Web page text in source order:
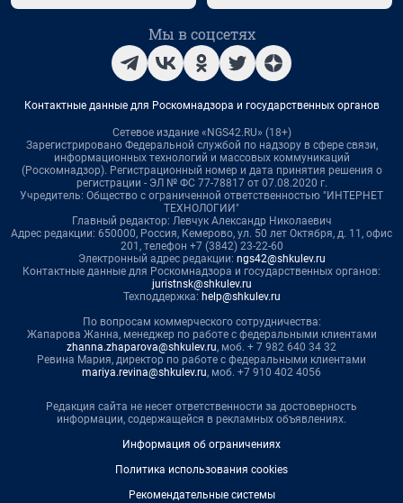
Мы в соцсетях
Контактные данные для Роскомнадзора и государственных органов
Сетевое издание «NGS42.RU» (18+)
Зарегистрировано Федеральной службой по надзору в сфере связи,
информационных технологий и массовых коммуникаций
(Роскомнадзор). Регистрационный номер и дата принятия решения о
регистрации - ЭЛ № ФС 77-78817 от 07.08.2020 г.
Учредитель: Общество с ограниченной ответственностью "ИНТЕРНЕТ
ТЕХНОЛОГИИ"
Главный редактор: Левчук Александр Николаевич
Адрес редакции: 650000, Россия, Кемерово, ул. 50 лет Октября, д. 11, офис
201, телефон +7 (3842) 23-22-60
Электронный адрес редакции: ngs42@shkulev.ru
Контактные данные для Роскомнадзора и государственных органов:
juristnsk@shkulev.ru
Техподдержка: help@shkulev.ru
По вопросам коммерческого сотрудничества:
Жапарова Жанна, менеджер по работе с федеральными клиентами
zhanna.zhaparova@shkulev.ru, моб. + 7 982 640 34 32
Ревина Мария, директор по работе с федеральными клиентами
mariya.revina@shkulev.ru, моб. +7 910 402 4056
Редакция сайта не несет ответственности за достоверность
информации, содержащейся в рекламных объявлениях.
Информация об ограничениях
Политика использования cookies
Рекомендательные системы